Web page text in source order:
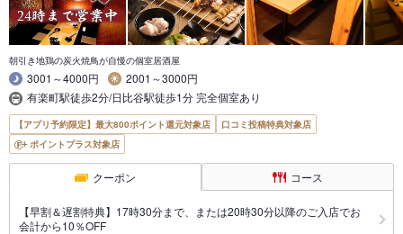
朝引き地鶏の炭火焼鳥が自慢の個室居酒屋
3001～4000円
2001～3000円
有楽町駅徒歩2分/日比谷駅徒歩1分 完全個室あり
【アプリ予約限定】最大800ポイント還元対象店
口コミ投稿特典対象店
ポイントプラス対象店
クーポン コース
【早割＆遅割特典】17時30分まで、または20時30分以降のご入店でお
会計から10％OFF